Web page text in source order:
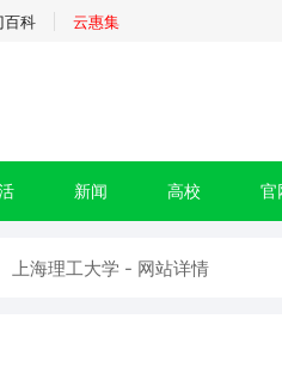
百科 云惠集
新闻 高校 官
上海理工大学 - 网站详情